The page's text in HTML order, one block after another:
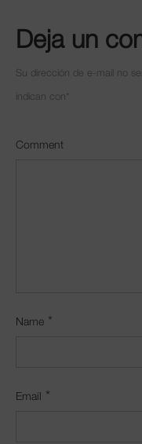
Deja un
Su dirección de e-mail no
indican con *
Comment
Name *
Email *